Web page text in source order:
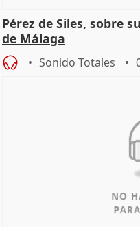
Pérez de Siles, sobre
de Málaga
Sonido Totales